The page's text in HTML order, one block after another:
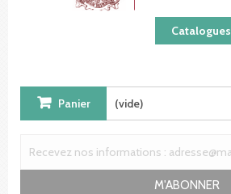
Catalogues
Panier (vide)
M'ABONNER